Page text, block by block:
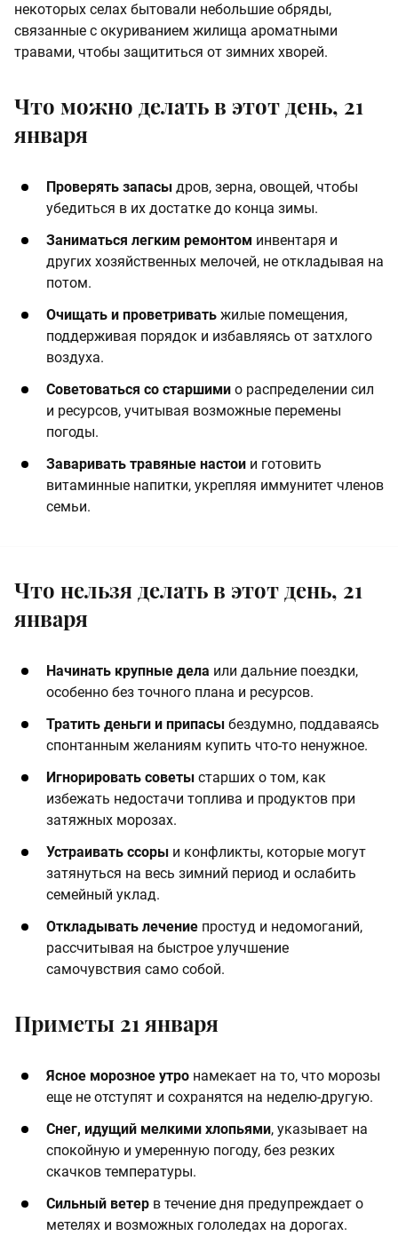
некоторых селах бытовали небольшие обряды,
связанные с окуриванием жилища ароматными
травами, чтобы защититься от зимних хворей.
Что можно делать в этот день, 21
января
Проверять запасы дров, зерна, овощей, чтобы
убедиться в их достатке до конца зимы.
Заниматься легким ремонтом инвентаря и
других хозяйственных мелочей, не откладывая на
потом.
Очищать и проветривать жилые помещения,
поддерживая порядок и избавляясь от затхлого
воздуха.
Советоваться со старшими о распределении сил
и ресурсов, учитывая возможные перемены
погоды.
Заваривать травяные настои и готовить
витаминные напитки, укрепляя иммунитет членов
семьи.
Что нельзя делать в этот день, 21
января
Начинать крупные дела или дальние поездки,
особенно без точного плана и ресурсов.
Тратить деньги и припасы бездумно, поддаваясь
спонтанным желаниям купить что-то ненужное.
Игнорировать советы старших о том, как
избежать недостачи топлива и продуктов при
затяжных морозах.
Устраивать ссоры и конфликты, которые могут
затянуться на весь зимний период и ослабить
семейный уклад.
Откладывать лечение простуд и недомоганий,
рассчитывая на быстрое улучшение
самочувствия само собой.
Приметы 21 января
Ясное морозное утро намекает на то, что морозы
еще не отступят и сохранятся на неделю-другую.
Снег, идущий мелкими хлопьями, указывает на
спокойную и умеренную погоду, без резких
скачков температуры.
Сильный ветер в течение дня предупреждает о
метелях и возможных гололедах на дорогах.